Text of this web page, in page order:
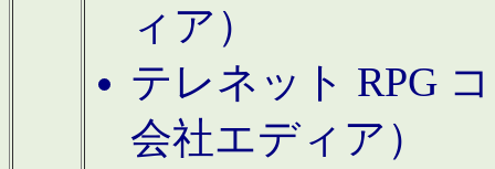
ィア）
テレネット RPG
会社エディア）